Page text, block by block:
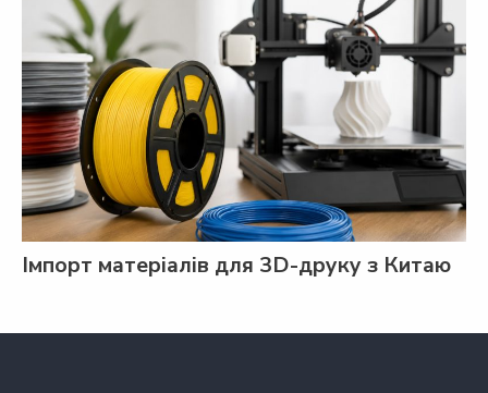
Імпорт матеріалів для 3D-друку з Китаю